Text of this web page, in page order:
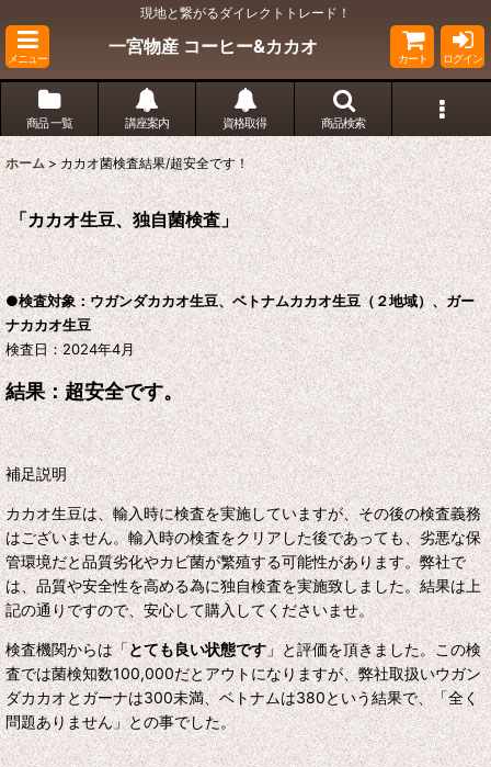
現地と繋がるダイレクトトレード！
メニュー
一宮物産 コーヒー&カカオ
カート ログイン
商品 一覧 講座案内 資格取得 商品検索
ホーム > カカオ菌検査結果/超安全です！
「カカオ生豆、独自菌検査」
●検査対象：ウガンダカカオ生豆、ベトナムカカオ生豆（２地域）、ガー
ナカカオ生豆
検査日：2024年4月
結果：超安全です。
補足説明
カカオ生豆は、輸入時に検査を実施していますが、その後の検査義務
はございません。輸入時の検査をクリアした後であっても、劣悪な保
管環境だと品質劣化やカビ菌が繁殖する可能性があります。弊社で
は、品質や安全性を高める為に独自検査を実施致しました。結果は上
記の通りですので、安心して購入してくださいませ。
検査機関からは「とても良い状態です」と評価を頂きました。この検
査では菌検知数100,000だとアウトになりますが、弊社取扱いウガン
ダカカオとガーナは300未満、ベトナムは380という結果で、「全く
問題ありません」との事でした。